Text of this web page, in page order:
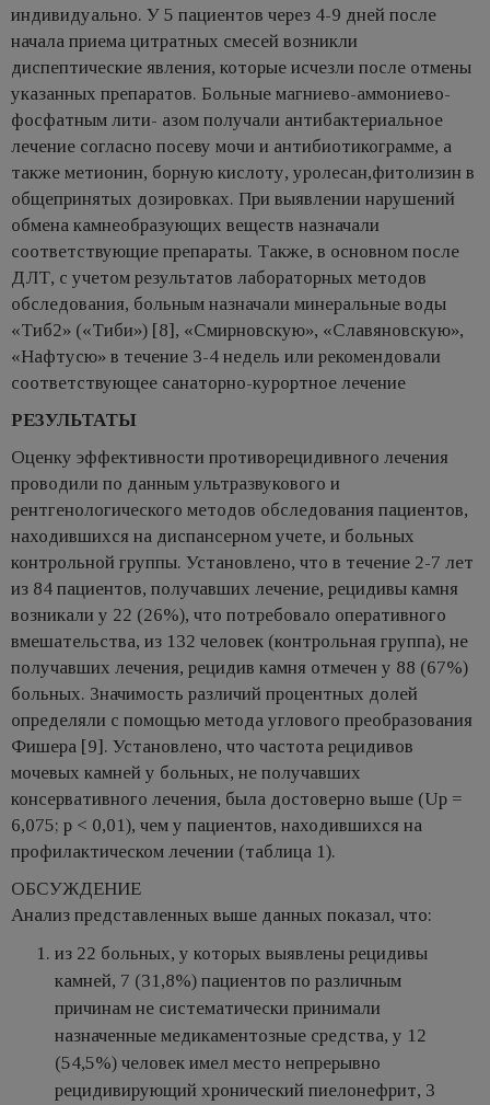
индивидуально. У 5 пациентов через 4-9 дней после
начала приема цитратных смесей возникли
диспептические явления, которые исчезли после отмены
указанных препаратов. Больные магниево-аммониево-
фосфатным лити- азом получали антибактериальное
лечение согласно посеву мочи и антибиотикограмме, а
также метионин, борную кислоту, уролесан,фитолизин в
общепринятых дозировках. При выявлении нарушений
обмена камнеобразующих веществ назначали
соответствующие препараты. Также, в основном после
ДЛТ, с учетом результатов лабораторных методов
обследования, больным назначали минеральные воды
«Тиб2» («Тиби») [8], «Смирновскую», «Славяновскую»,
«Нафтусю» в течение 3-4 недель или рекомендовали
соответствующее санаторно-курортное лечение
РЕЗУЛЬТАТЫ
Оценку эффективности противорецидивного лечения
проводили по данным ультразвукового и
рентгенологического методов обследования пациентов,
находившихся на диспансерном учете, и больных
контрольной группы. Установлено, что в течение 2-7 лет
из 84 пациентов, получавших лечение, рецидивы камня
возникали у 22 (26%), что потребовало оперативного
вмешательства, из 132 человек (контрольная группа), не
получавших лечения, рецидив камня отмечен у 88 (67%)
больных. Значимость различий процентных долей
определяли с помощью метода углового преобразования
Фишера [9]. Установлено, что частота рецидивов
мочевых камней у больных, не получавших
консервативного лечения, была достоверно выше (Up =
6,075; р < 0,01), чем у пациентов, находившихся на
профилактическом лечении (таблица 1).
ОБСУЖДЕНИЕ
Анализ представленных выше данных показал, что:
из 22 больных, у которых выявлены рецидивы
камней, 7 (31,8%) пациентов по различным
причинам не систематически принимали
назначенные медикаментозные средства, у 12
(54,5%) человек имел место непрерывно
рецидивирующий хронический пиелонефрит, 3